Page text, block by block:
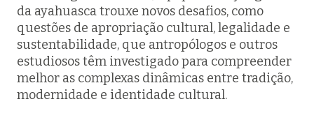
da ayahuasca trouxe novos desafios, como
questões de apropriação cultural, legalidade e
sustentabilidade, que antropólogos e outros
estudiosos têm investigado para compreender
melhor as complexas dinâmicas entre tradição,
modernidade e identidade cultural.